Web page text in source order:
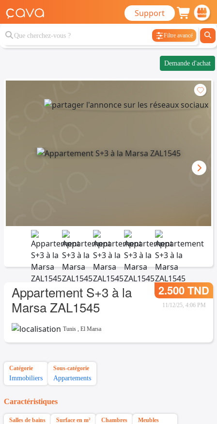
Support
Filtre avancé
Demande d'achat
Appartement S+3 à la
Marsa ZAL1545
2.500 TND
11/12/25, 4:06 PM
Tunis , El Marsa
Catégorie
Immobiliers
Sous-catégorie
Appartements
Caractéristiques
Salles de bains Surface en m² Chambres Meubles